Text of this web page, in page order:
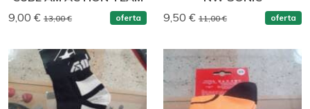
9,00 € 13,00 € oferta
9,50 € 11,00 € oferta